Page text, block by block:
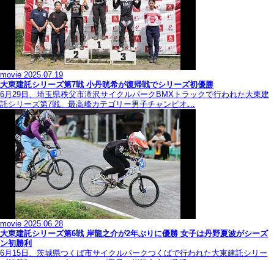
movie 2025.07.19
大東建託シリーズ第7戦 ⼩丹晄希が復帰戦でシリーズ初優勝
6月29日、埼玉県秩父市滝沢サイクルパークBMXトラックで行われた大東建
託シリーズ第7戦。最高峰カテゴリー男子チャンピオ…
movie 2025.06.28
大東建託シリーズ第6戦 岸龍之介が2年ぶりに優勝 女子は丹野夏波がシーズ
ン初勝利
6月15日、茨城県つくば市サイクルパークつくばで行われた大東建託シリー